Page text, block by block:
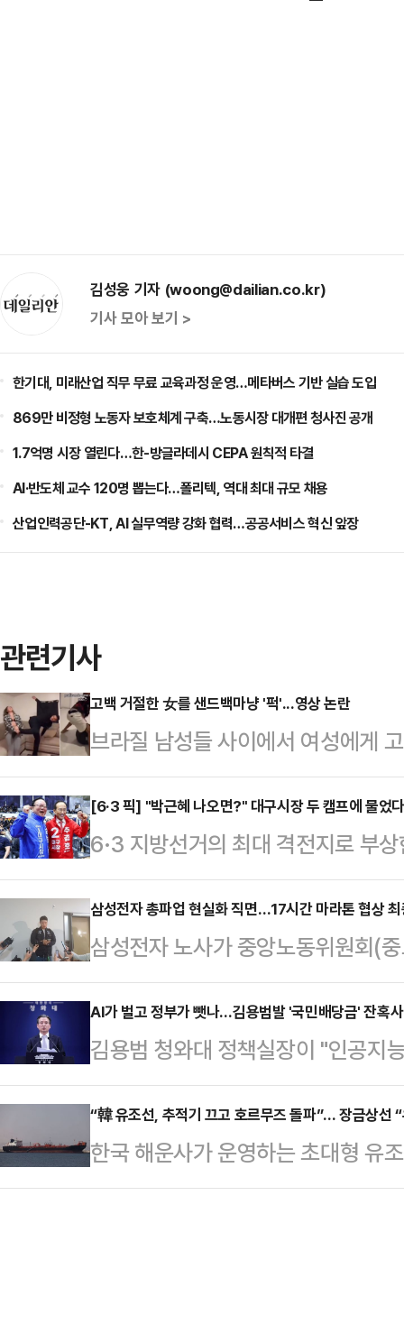
김성웅 기자 (woong@dailian.co.kr)
기사 모아 보기 >
한기대, 미래산업 직무 무료 교육과정 운영…메타버스 기반 실습 도입
869만 비정형 노동자 보호체계 구축…노동시장 대개편 청사진 공개
1.7억명 시장 열린다…한-방글라데시 CEPA 원칙적 타결
AI·반도체 교수 120명 뽑는다…폴리텍, 역대 최대 규모 채용
산업인력공단-KT, AI 실무역량 강화 협력…공공서비스 혁신 앞장
관련기사
고백 거절한 女를 샌드백마냥 '퍽'...영상 논란
브라질 남성들 사이에서 여성에게
습한다는 내용의 영상이 사회관계
일고 있다.10일(현지시간) 뉴욕포
고백을 거절할 경우를 대비한 훈련'
있다.영상 속 남성들은 샌드백을 때
기를 카메라에 겨누는 모습 등을 보
3월 8일 전후로 빠르게 확산된 것
장에서 고백을 거절…
[6·3 픽] "박근혜 나오면?" 대구시장 두 캠프에 물었
6·3 지방선거의 최대 격전지로 부
일찌감치 대진표를 확정한 더불어
지율 격차가 오차범위 내로 좁혀지
새다. 공식 선거운동 개막을 일주
라는 각자의 승부수를 던진 두 후보
이 JTBC의뢰로 지난 5~6일 무선
서 추 후보는 41%, 김 후보는 40%
관 입소스가…
삼성전자 총파업 현실화 직면…17시간 마라톤 협상
삼성전자 노사가 중앙노동위원회(
실패하면서 오는 21일 총파업이 현
관심이 쏠린다.13일 고용노동부에
이틀간 세종시 중노위에서 사후조
다. 특히 12일 오전 10시부터 시작
시간에 걸쳐 이어졌으나 결국 결렬
자 지부 위원장은 결렬 직후 “노사
고, 약 12시간을 기…
AI가 벌고 정부가 뺏나…김용범발 '국민배당금' 잔혹
김용범 청와대 정책실장이 "인공지
의 결과가 아니다"라며 기업 초과
바 '국민배당금' 제도를 언급해 파
주의 배급 경제"라고 강하게 비판
검토와 무관한 개인 의견"이라고
“韓 유조선, 추적기 끄고 호르무즈 돌파”… 장금상선
한국 해운사가 운영하는 초대형 유
통과한 사실이 뒤늦게 확인됐다. 이